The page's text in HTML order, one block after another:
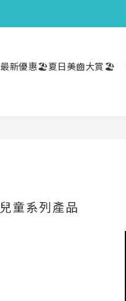
最新優惠🏖️夏日美齒大賞🏖️
兒童系列產品